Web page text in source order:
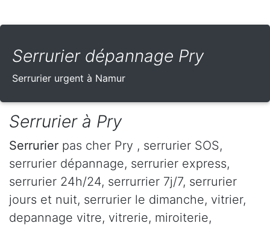
Serrurier dépannage Pry
Serrurier urgent à Namur
Serrurier à Pry
Serrurier pas cher Pry , serrurier SOS,
serrurier dépannage, serrurier express,
serrurier 24h/24, serrurrier 7j/7, serrurier
jours et nuit, serrurier le dimanche, vitrier,
depannage vitre, vitrerie, miroiterie,